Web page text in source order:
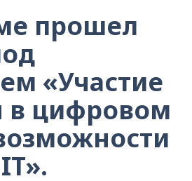
прошел
«Участие
цифровом